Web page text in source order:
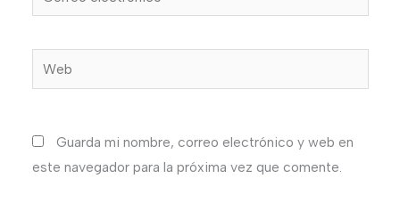
electrónico*
Web
Guarda mi nombre, correo electrónico y web en
este navegador para la próxima vez que comente.